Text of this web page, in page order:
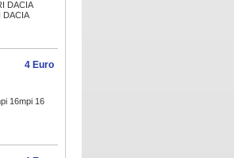
DACIA
DACIA
4 Euro
16mpi 16